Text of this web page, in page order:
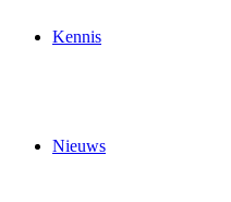
Kennis
Nieuws